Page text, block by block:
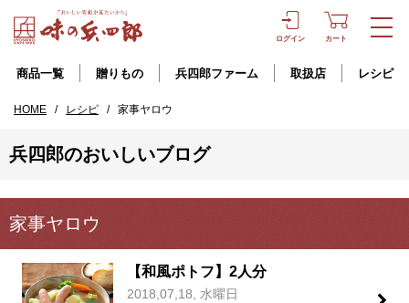
ログイン カート
商品一覧 贈りもの 兵四郎ファーム 取扱店 レシピ
HOME / レシピ / 家事ヤロウ
兵四郎のおいしいブログ
家事ヤロウ
【和風ポトフ】2人分
2018,07,18, 水曜日